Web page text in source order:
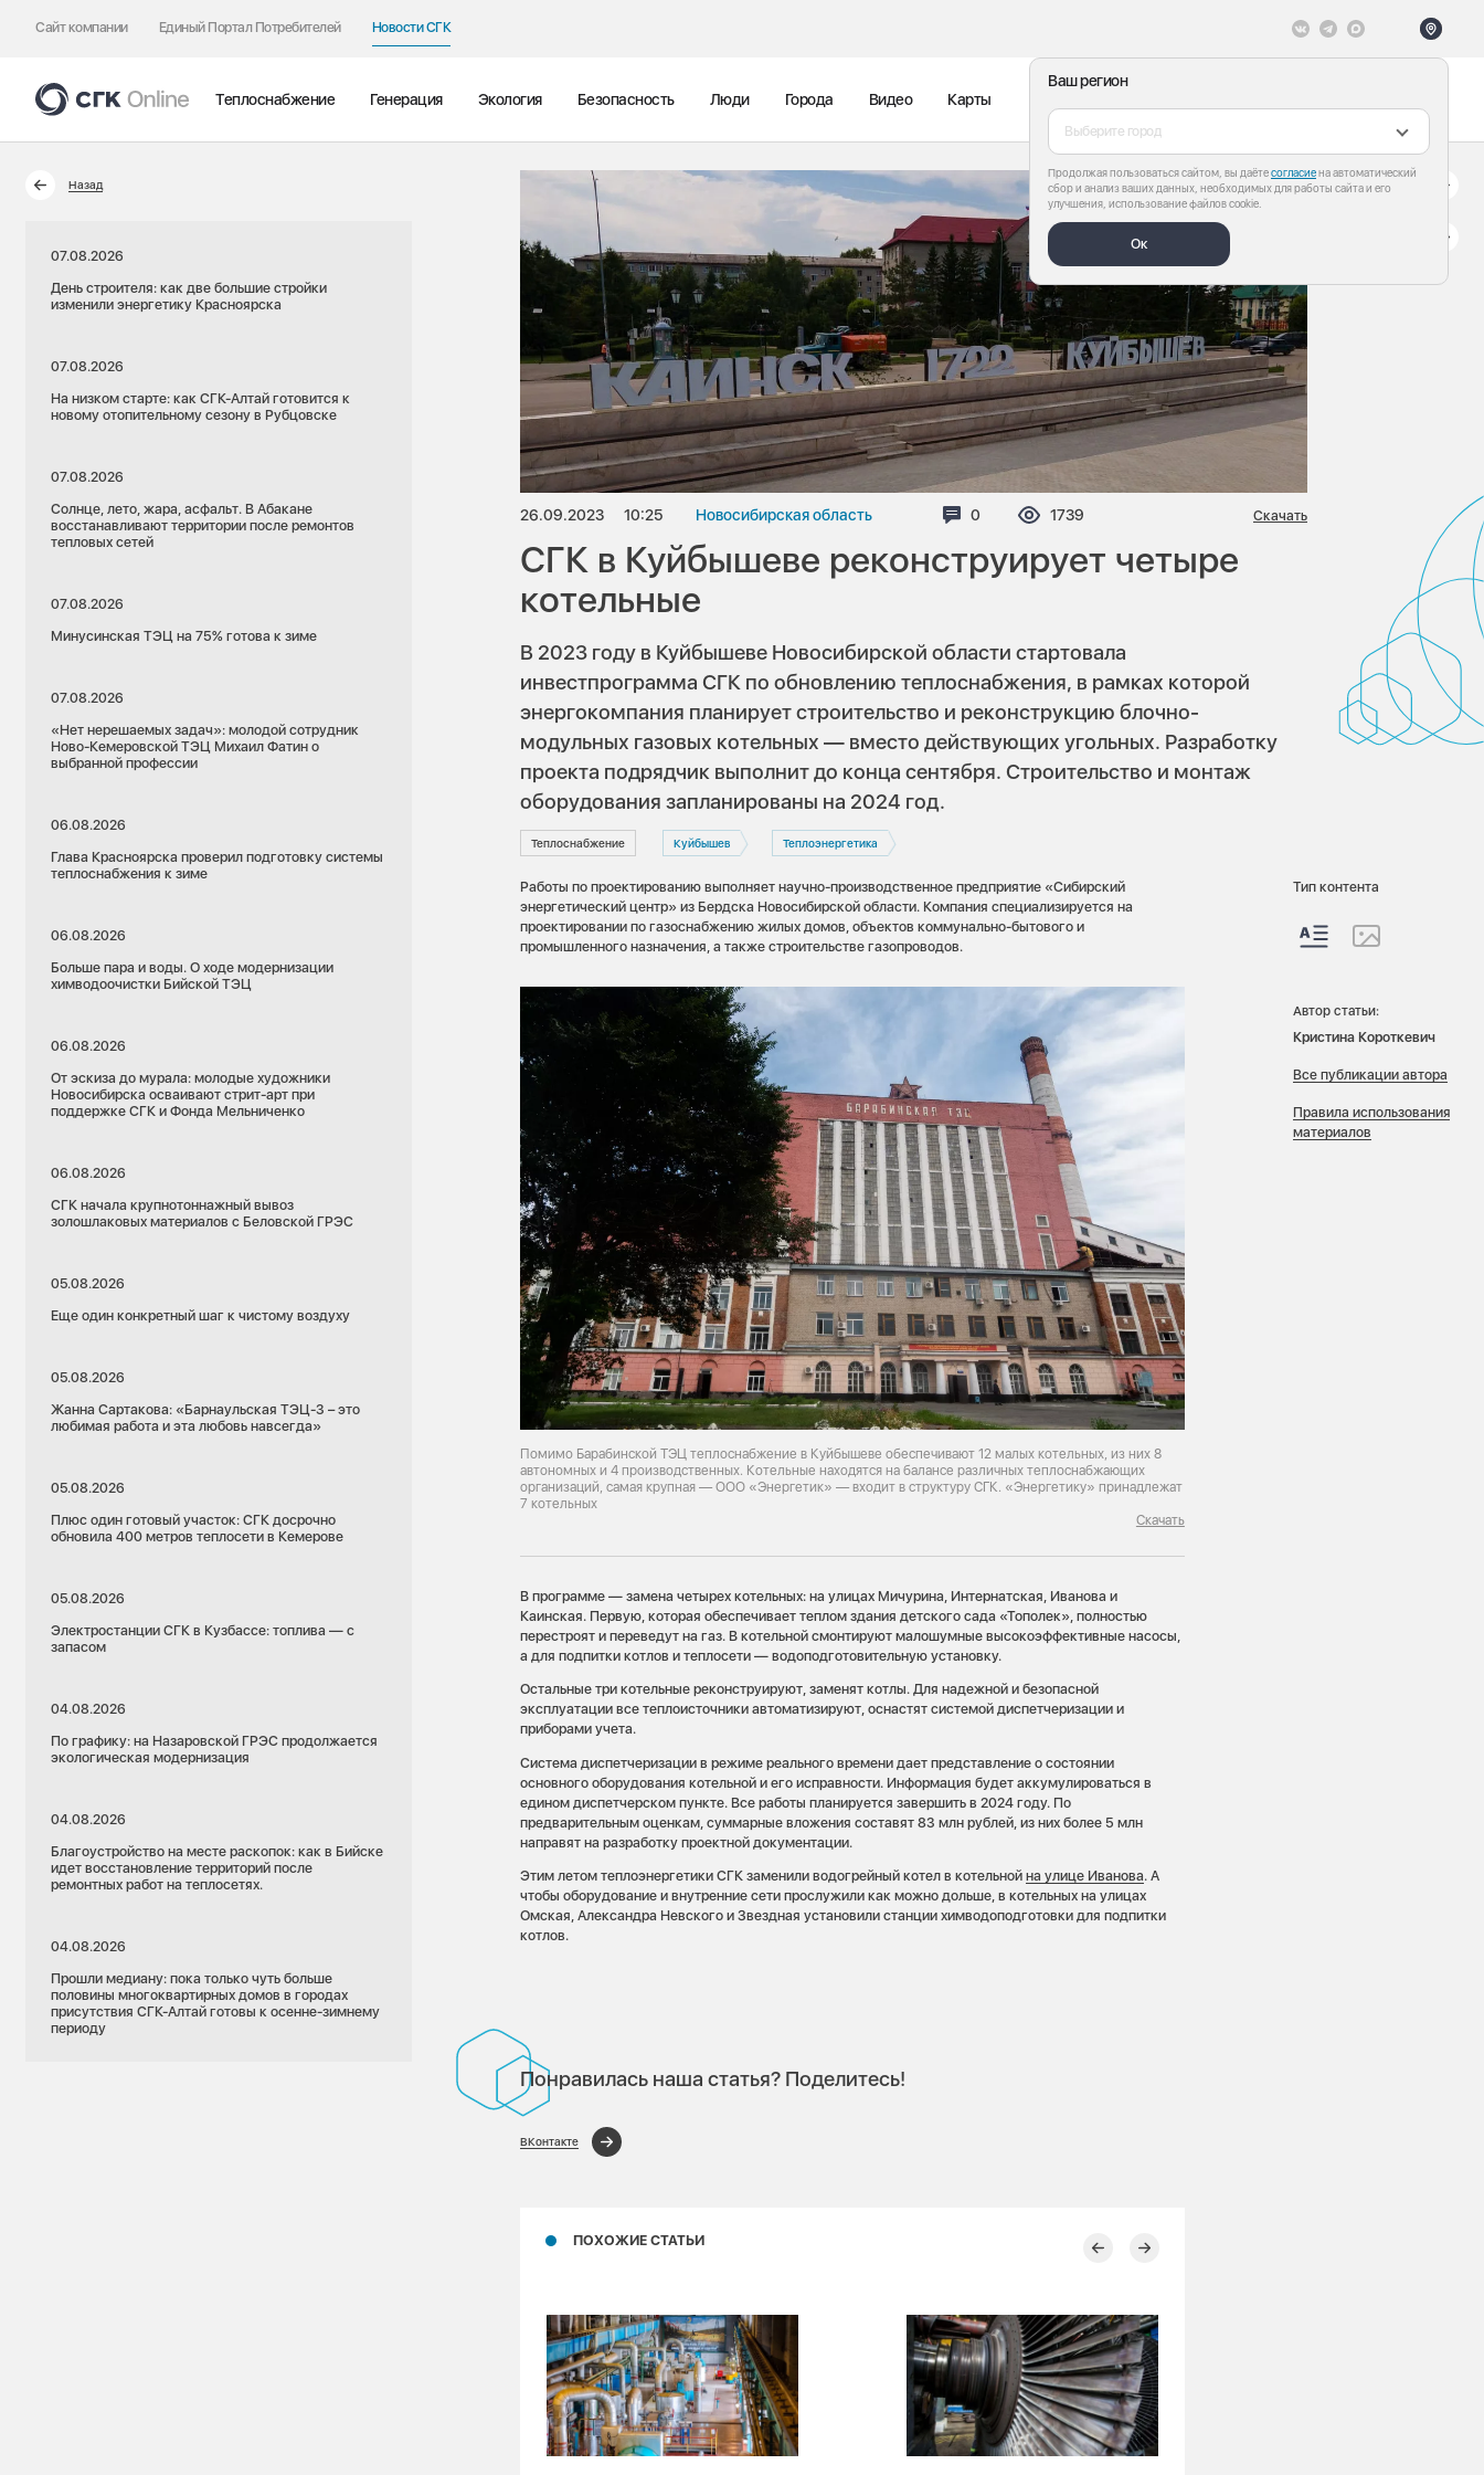
Сайт компании Единый Портал Потребителей Новости СГК
Ваш регион
Выберите город
Продолжая пользоваться сайтом, вы даётесогласиена автоматический
сбор и анализ ваших данных, необходимых для работы сайта и его
улучшения, использование файлов cookie.
Ок
Теплоснабжение Генерация Экология Безопасность Люди Города Видео Карты
Назад
07.08.2026
День строителя: как две большие стройки
изменили энергетику Красноярска
07.08.2026
На низком старте: как СГК-Алтай готовится к
новому отопительному сезону в Рубцовске
07.08.2026
Солнце, лето, жара, асфальт. В Абакане
восстанавливают территории после ремонтов
тепловых сетей
07.08.2026
Минусинская ТЭЦ на 75% готова к зиме
07.08.2026
«Нет нерешаемых задач»: молодой сотрудник
Ново-Кемеровской ТЭЦ Михаил Фатин о
выбранной профессии
06.08.2026
Глава Красноярска проверил подготовку системы
теплоснабжения к зиме
06.08.2026
Больше пара и воды. О ходе модернизации
химводоочистки Бийской ТЭЦ
06.08.2026
От эскиза до мурала: молодые художники
Новосибирска осваивают стрит-арт при
поддержке СГК и Фонда Мельниченко
06.08.2026
СГК начала крупнотоннажный вывоз
золошлаковых материалов с Беловской ГРЭС
05.08.2026
Еще один конкретный шаг к чистому воздуху
05.08.2026
Жанна Сартакова: «Барнаульская ТЭЦ-3 – это
любимая работа и эта любовь навсегда»
05.08.2026
Плюс один готовый участок: СГК досрочно
обновила 400 метров теплосети в Кемерове
05.08.2026
Электростанции СГК в Кузбассе: топлива — с
запасом
04.08.2026
По графику: на Назаровской ГРЭС продолжается
экологическая модернизация
04.08.2026
Благоустройство на месте раскопок: как в Бийске
идет восстановление территорий после
ремонтных работ на теплосетях.
04.08.2026
Прошли медиану: пока только чуть больше
половины многоквартирных домов в городах
присутствия СГК-Алтай готовы к осенне-зимнему
периоду
26.09.2023 10:25 Новосибирская область Комментариев:
0 Просмотров:
1739 Скачать
СГК в Куйбышеве реконструирует четыре
котельные
В 2023 году в Куйбышеве Новосибирской области стартовала
инвестпрограмма СГК по обновлению теплоснабжения, в рамках которой
энергокомпания планирует строительство и реконструкцию блочно-
модульных газовых котельных — вместо действующих угольных. Разработку
проекта подрядчик выполнит до конца сентября. Строительство и монтаж
оборудования запланированы на 2024 год.
Теплоснабжение Куйбышев Теплоэнергетика
Работы по проектированию выполняет научно-производственное предприятие «Сибирский
энергетический центр» из Бердска Новосибирской области. Компания специализируется на
проектировании по газоснабжению жилых домов, объектов коммунально-бытового и
промышленного назначения, а также строительстве газопроводов.
Помимо Барабинской ТЭЦ теплоснабжение в Куйбышеве обеспечивают 12 малых котельных, из них 8
автономных и 4 производственных. Котельные находятся на балансе различных теплоснабжающих
организаций, самая крупная — ООО «Энергетик» — входит в структуру СГК. «Энергетику» принадлежат
7 котельных
Скачать
В программе — замена четырех котельных: на улицах Мичурина, Интернатская, Иванова и
Каинская. Первую, которая обеспечивает теплом здания детского сада «Тополек», полностью
перестроят и переведут на газ. В котельной смонтируют малошумные высокоэффективные насосы,
а для подпитки котлов и теплосети — водоподготовительную установку.
Остальные три котельные реконструируют, заменят котлы. Для надежной и безопасной
эксплуатации все теплоисточники автоматизируют, оснастят системой диспетчеризации и
приборами учета.
Система диспетчеризации в режиме реального времени дает представление о состоянии
основного оборудования котельной и его исправности. Информация будет аккумулироваться в
едином диспетчерском пункте. Все работы планируется завершить в 2024 году. По
предварительным оценкам, суммарные вложения составят 83 млн рублей, из них более 5 млн
направят на разработку проектной документации.
Этим летом теплоэнергетики СГК заменили водогрейный котел в котельнойна улице Иванова. А
чтобы оборудование и внутренние сети прослужили как можно дольше, в котельных на улицах
Омская, Александра Невского и Звездная установили станции химводоподготовки для подпитки
котлов.
Понравилась наша статья? Поделитесь!
ВКонтакте
ПОХОЖИЕ СТАТЬИ
Тип контента
Автор статьи:
Кристина Короткевич
Все публикации автора
Правила использования
материалов